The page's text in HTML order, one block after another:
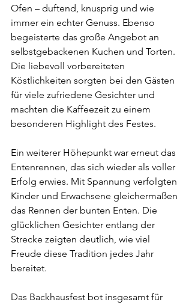
Ofen – duftend, knusprig und wie
immer ein echter Genuss. Ebenso
begeisterte das große Angebot an
selbstgebackenen Kuchen und Torten.
Die liebevoll vorbereiteten
Köstlichkeiten sorgten bei den Gästen
für viele zufriedene Gesichter und
machten die Kaffeezeit zu einem
besonderen Highlight des Festes.
Ein weiterer Höhepunkt war erneut das
Entenrennen, das sich wieder als voller
Erfolg erwies. Mit Spannung verfolgten
Kinder und Erwachsene gleichermaßen
das Rennen der bunten Enten. Die
glücklichen Gesichter entlang der
Strecke zeigten deutlich, wie viel
Freude diese Tradition jedes Jahr
bereitet.
Das Backhausfest bot insgesamt für